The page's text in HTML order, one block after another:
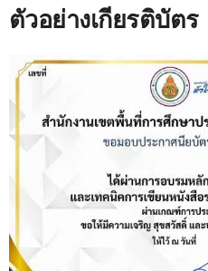
ตัวอย่างเกียรติบัตร